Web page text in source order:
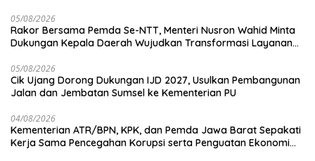
05/08/2026
Rakor Bersama Pemda Se-NTT, Menteri Nusron Wahid Minta
Dukungan Kepala Daerah Wujudkan Transformasi Layanan
05/08/2026
Cik Ujang Dorong Dukungan IJD 2027, Usulkan Pembangunan
Jalan dan Jembatan Sumsel ke Kementerian PU
04/08/2026
Kementerian ATR/BPN, KPK, dan Pemda Jawa Barat Sepakati
Kerja Sama Pencegahan Korupsi serta Penguatan Ekonomi